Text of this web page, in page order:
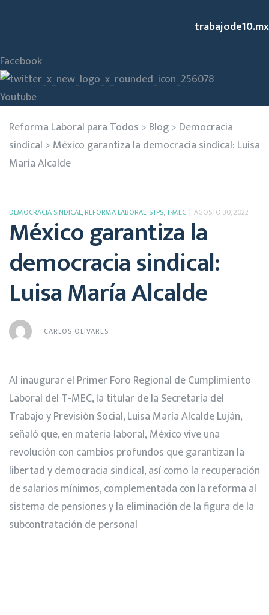
trabajode10.mx
Facebook
Youtube
Reforma Laboral para Todos > Blog> Democracia
sindical > México garantiza la democracia sindical: Luisa
María Alcalde
DEMOCRACIA SINDICAL,REFORMA LABORAL, STPS,T-MEC AGOSTO 30, 2022
México garantiza la
democracia sindical:
Luisa María Alcalde
CARLOS OLIVARES
Al inaugurar el Primer Foro Regional de Cumplimiento
Laboral del T-MEC, la titular de la Secretaría del
Trabajo y Previsión Social, Luisa María Alcalde Luján,
señaló que, en materia laboral, México vive una
revolución con cambios profundos que garantizan la
libertad y democracia sindical, así como la recuperación
de salarios mínimos, complementada con la reforma al
sistema de pensiones y la eliminación de la figura de la
subcontratación de personal